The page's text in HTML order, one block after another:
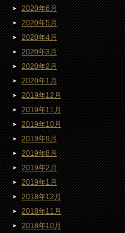
2020年6月
2020年5月
2020年4月
2020年3月
2020年2月
2020年1月
2019年12月
2019年11月
2019年10月
2019年9月
2019年8月
2019年2月
2019年1月
2018年12月
2018年11月
2018年10月